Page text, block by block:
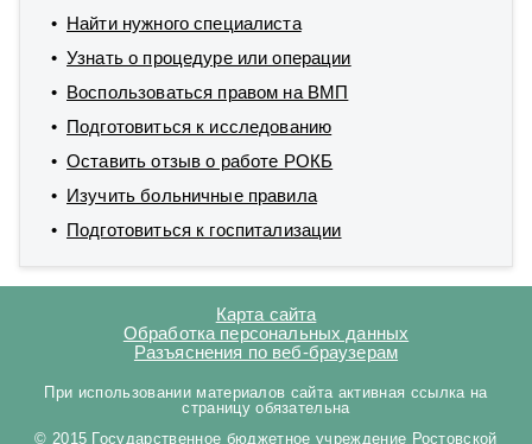
Найти нужного специалиста
Узнать о процедуре или операции
Воспользоваться правом на ВМП
Подготовиться к исследованию
Оставить отзыв о работе РОКБ
Изучить больничные правила
Подготовиться к госпитализации
Карта сайта
Обработка персональных данных
Разъяснения по веб-браузерам
При использовании материалов сайта активная ссылка на
страницу обязательна
© 2015 Государственное бюджетное учреждение Ростовской